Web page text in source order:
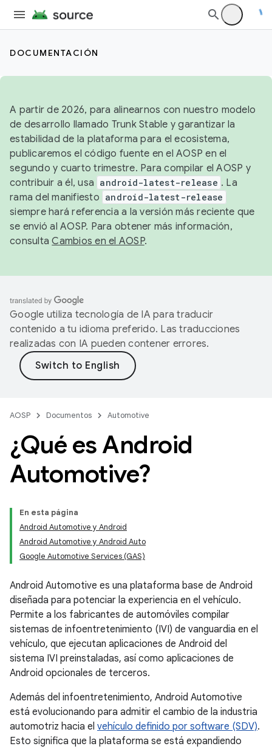
DOCUMENTACIÓN
A partir de 2026, para alinearnos con nuestro modelo
de desarrollo llamado Trunk Stable y garantizar la
estabilidad de la plataforma para el ecosistema,
publicaremos el código fuente en el AOSP en el
segundo y cuarto trimestre. Para compilar el AOSP y
contribuir a él, usa android-latest-release . La
rama del manifiesto android-latest-release
siempre hará referencia a la versión más reciente que
se envió al AOSP. Para obtener más información,
consultaCambios en el AOSP.
Google utiliza tecnología de IA para traducir
contenido a tu idioma preferido. Las traducciones
realizadas con IA pueden contener errores.
AOSP Documentos Automotive
¿Qué es Android
Automotive?
En esta página
Android Automotive y Android
Android Automotive y Android Auto
Google Automotive Services (GAS)
Android Automotive es una plataforma base de Android
diseñada para potenciar la experiencia en el vehículo.
Permite a los fabricantes de automóviles compilar
sistemas de infoentretenimiento (IVI) de vanguardia en el
vehículo, que ejecutan aplicaciones de Android del
sistema IVI preinstaladas, así como aplicaciones de
Android opcionales de terceros.
Además del infoentretenimiento, Android Automotive
está evolucionando para admitir el cambio de la industria
automotriz hacia el vehículo definido por software (SDV).
Esto significa que la plataforma se está expandiendo